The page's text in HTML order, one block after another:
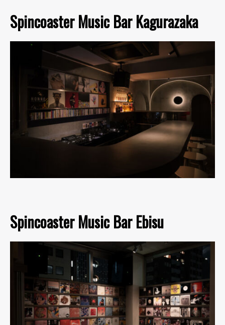
Spincoaster Music Bar Kagurazaka
Spincoaster Music Bar Ebisu